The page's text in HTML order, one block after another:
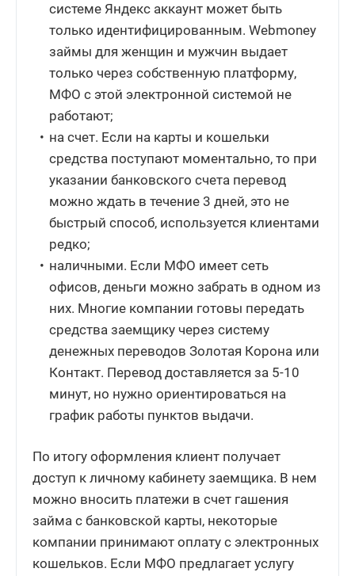
системе Яндекс аккаунт может быть
только идентифицированным. Webmoney
займы для женщин и мужчин выдает
только через собственную платформу,
МФО с этой электронной системой не
работают;
на счет. Если на карты и кошельки
средства поступают моментально, то при
указании банковского счета перевод
можно ждать в течение 3 дней, это не
быстрый способ, используется клиентами
редко;
наличными. Если МФО имеет сеть
офисов, деньги можно забрать в одном из
них. Многие компании готовы передать
средства заемщику через систему
денежных переводов Золотая Корона или
Контакт. Перевод доставляется за 5-10
минут, но нужно ориентироваться на
график работы пунктов выдачи.
По итогу оформления клиент получает
доступ к личному кабинету заемщика. В нем
можно вносить платежи в счет гашения
займа с банковской карты, некоторые
компании принимают оплату с электронных
кошельков. Если МФО предлагает услугу